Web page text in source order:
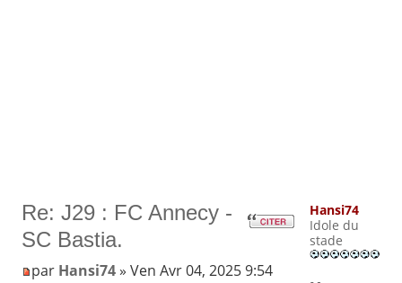
Re: J29 : FC Annecy -
SC Bastia.
par Hansi74» Ven Avr 04, 2025 9:54
Hansi74
Idole du
stade